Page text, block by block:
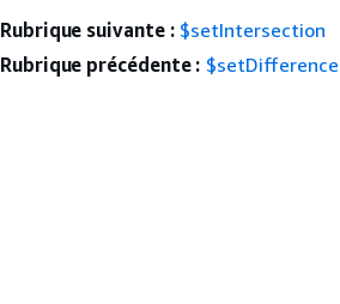
Rubrique suivante : $setIntersection
Rubrique précédente : $setDifference